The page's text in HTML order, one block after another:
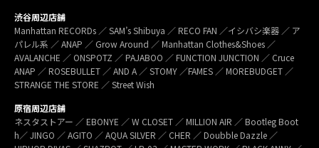
渋谷周辺店舗
Manhattan RECORDs ／ SAM’s Shibuya ／ RECO FAN ／イシバシ楽器 ／ ア
パレル系 ／ ANAP ／ Grow Around ／ Manhattan Clothes&Shoes ／
AVALANCHE ／ ONSPOTZ ／ PAJABOO ／ FUNCTION JUNCTION ／ Cruce
ANAP ／ ROSEBULLET ／ AND A ／ STOMY ／FAMES ／ MOREBUDGET ／
STRANGE THE STORE ／ Street Wish
原宿周辺店舗
ネスタストアー ／ EBONYE ／ W CLOSET ／ MILLION AIR ／ Bootleg Boot
h／ JINGO ／ AGITO ／ AQUA SILVER ／ CHER ／ Doubble Dazzle ／